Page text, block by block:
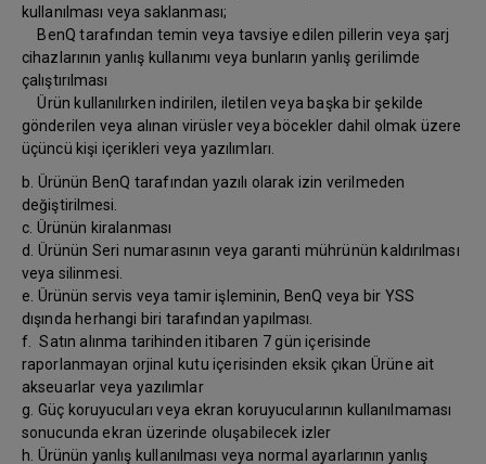
kullanılması veya saklanması;
BenQ tarafından temin veya tavsiye edilen pillerin veya şarj
cihazlarının yanlış kullanımı veya bunların yanlış gerilimde
çalıştırılması
Ürün kullanılırken indirilen, iletilen veya başka bir şekilde
gönderilen veya alınan virüsler veya böcekler dahil olmak üzere
üçüncü kişi içerikleri veya yazılımları.
b. Ürünün BenQ tarafından yazılı olarak izin verilmeden
değiştirilmesi.
c. Ürünün kiralanması
d. Ürünün Seri numarasının veya garanti mührünün kaldırılması
veya silinmesi.
e. Ürünün servis veya tamir işleminin, BenQ veya bir YSS
dışında herhangi biri tarafından yapılması.
f. Satın alınma tarihinden itibaren 7 gün içerisinde
raporlanmayan orjinal kutu içerisinden eksik çıkan Ürüne ait
akseuarlar veya yazılımlar
g. Güç koruyucuları veya ekran koruyucularının kullanılmaması
sonucunda ekran üzerinde oluşabilecek izler
h. Ürünün yanlış kullanılması veya normal ayarlarının yanlış